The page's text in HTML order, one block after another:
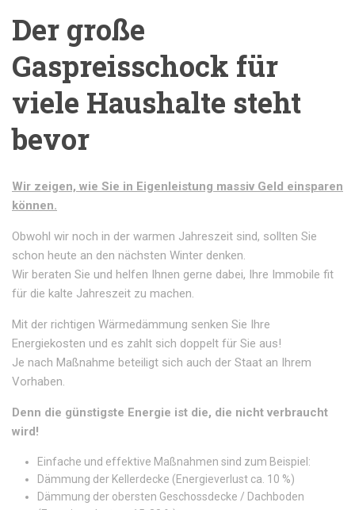
Der große
Gaspreisschock für
viele Haushalte steht
bevor
Wir zeigen, wie Sie in Eigenleistung massiv Geld einsparen
können.
Obwohl wir noch in der warmen Jahreszeit sind, sollten Sie
schon heute an den nächsten Winter denken.
Wir beraten Sie und helfen Ihnen gerne dabei, Ihre Immobile fit
für die kalte Jahreszeit zu machen.
Mit der richtigen Wärmedämmung senken Sie Ihre
Energiekosten und es zahlt sich doppelt für Sie aus!
Je nach Maßnahme beteiligt sich auch der Staat an Ihrem
Vorhaben.
Denn die günstigste Energie ist die, die nicht verbraucht
wird!
Einfache und effektive Maßnahmen sind zum Beispiel:
Dämmung der Kellerdecke (Energieverlust ca. 10 %)
Dämmung der obersten Geschossdecke / Dachboden